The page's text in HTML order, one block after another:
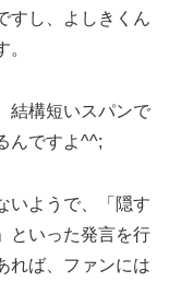
すし、よしきくん
結構短いスパンで
んですよ^^;
いようで、「隠す
といった発言を行
れば、ファンには